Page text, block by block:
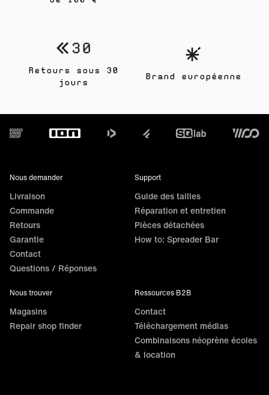
Retours sous 30
jours
Brand européenne
Footer
Nous demander
Livraison
Commande
Retours
Garantie
Contact
Questions / Réponses
Support
Guide des tailles
Réparation et entretien
Pièces détachées
How to: Spreader Bar
Nous trouver
Magasins
Repair shop finder
Ressources B2B
Contact
Téléchargement médias
Combinaisons néoprène écoles
& location